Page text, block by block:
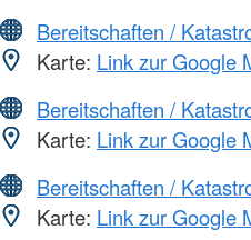
Bereitschaften /
Karte: Link zur Google
Bereitschaften /
Karte: Link zur Google
Bereitschaften /
Karte: Link zur Google